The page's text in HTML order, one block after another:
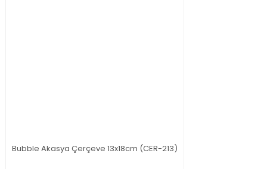
Bubble Akasya Çerçeve 13x18cm (CER-213)